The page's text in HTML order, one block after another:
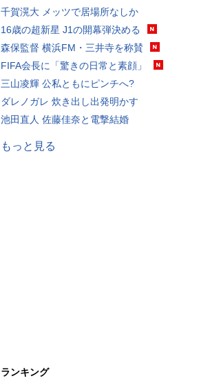
千賀滉大 メッツで居場所なしか
16歳の超新星 J1の開幕弾決める
森保監督 横浜FM・三井寺を称賛
FIFA会長に「驚きの日常と素顔」
三山凌輝 公私ともにピンチへ?
ダレノガレ 炊き出し出発明かす
池田直人 佐藤佳奈と電撃結婚
もっと見る
ランキング